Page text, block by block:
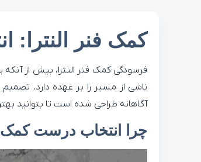
کمک فنر النترا:
فرسودگی کمک فنر النترا، بیش از
ناشی از مسیر را بر عهده دارد.
آگاهانه طراحی شده است تا بتوانید
چرا انتخاب درست